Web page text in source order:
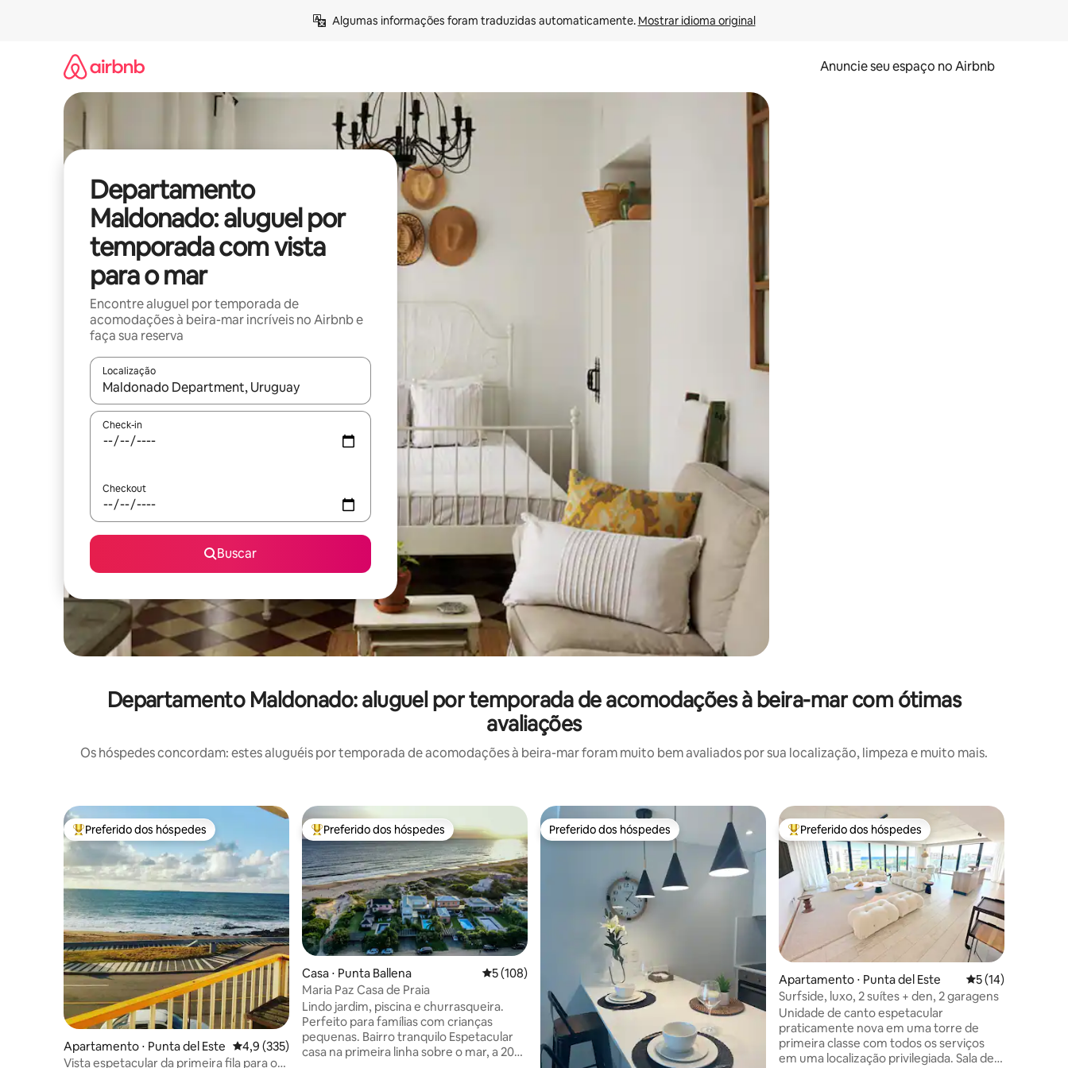
Algumas informações foram traduzidas automaticamente. Mostrar idioma original
Anuncie seu espaço no Airbnb
Departamento
Maldonado: aluguel por
temporada com vista
para o mar
Encontre aluguel por temporada de
acomodações à beira-mar incríveis no Airbnb e
faça sua reserva
Localização
Quando os resultados estiverem disponíveis, explore-os usando as seta para cima e para baixo do teclado ou tocando e deslizando o dedo na tela.
Check-in
Checkout
Buscar
Departamento Maldonado: aluguel por temporada de acomodações à beira-mar com ótimas
avaliações
Os hóspedes concordam: estes aluguéis por temporada de acomodações à beira-mar foram muito bem avaliados por sua localização, limpeza e muito mais.
Entre os melhores preferidos dos hóspedes
Preferido dos hóspedes
Apartamento ⋅ Punta del Este 4,9 de uma avaliação média de 5, 335 avaliações
4,9 (335)
Vista espetacular da primeira fila para o
Entre os melhores preferidos dos hóspedes
Preferido dos hóspedes
Casa ⋅ Punta Ballena 5 de uma avaliação média de 5, 108 avaliações
5 (108)
Maria Paz Casa de Praia
Lindo jardim, piscina e churrasqueira.
Perfeito para famílias com crianças
pequenas. Bairro tranquilo Espetacular
casa na primeira linha sobre o mar, a 20
Preferido dos hóspedes
Preferido dos hóspedes Entre os melhores preferidos dos hóspedes
Preferido dos hóspedes
Apartamento ⋅ Punta del Este 5 de uma
5 (14)
Surfside, luxo, 2 suítes + den, 2 garagens
Unidade de canto espetacular
praticamente nova em uma torre de
primeira classe com todos os serviços
em uma localização privilegiada. Sala de